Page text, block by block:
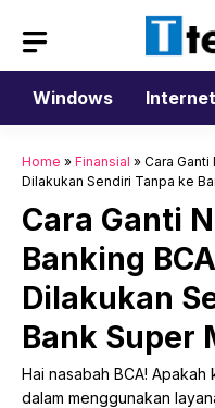
isi
Windows
Internet
Home » Finansial » Cara Ganti
Dilakukan Sendiri Tanpa ke
Cara Ganti
Banking
Dilakukan
Bank Super
Hai nasabah BCA!
dalam menggunakan